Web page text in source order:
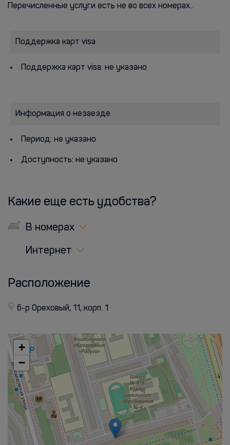
Перечисленные услуги есть не во всех номерах..
Поддержка карт visa
Поддержка карт visa: не указано
Информация о незаезде
Период: не указано
Доступность: не указано
Какие еще есть удобства?
В номерах
Интернет
Расположение
б-р Ореховый, 11, корп. 1
+
−